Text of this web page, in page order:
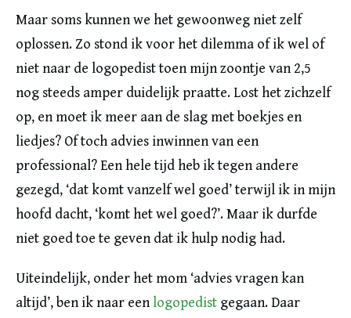
Maar soms kunnen we het gewoonweg niet zelf
oplossen. Zo stond ik voor het dilemma of ik wel of
niet naar de logopedist toen mijn zoontje van 2,5
nog steeds amper duidelijk praatte. Lost het zichzelf
op, en moet ik meer aan de slag met boekjes en
liedjes? Of toch advies inwinnen van een
professional? Een hele tijd heb ik tegen andere
gezegd, ‘dat komt vanzelf wel goed’ terwijl ik in mijn
hoofd dacht, ‘komt het wel goed?’. Maar ik durfde
niet goed toe te geven dat ik hulp nodig had.
Uiteindelijk, onder het mom ‘advies vragen kan
altijd’, ben ik naar eenlogopedist gegaan. Daar